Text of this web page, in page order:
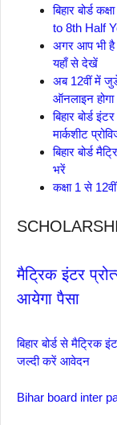
बिहार बोर्ड
to 8th Half
अगर आप भी है
यहाँ से देखें
अब 12वीं में
ऑनलाइन होगा
बिहार बोर्ड
मार्कशीट
बिहार बोर्ड
भरें
कक्षा 1 से
मैट्रिक इंटर
आयेगा पैसा
बिहार बोर्ड से मैट्रिक
जल्दी करें आवेदन
Bihar board inter